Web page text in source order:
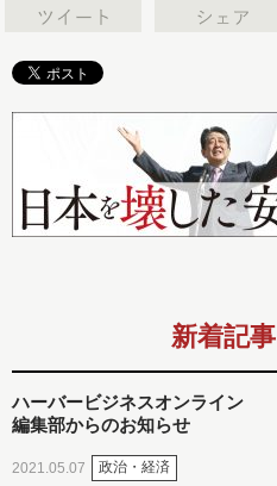
新着記事
ハーバービジネスオンライン
編集部からのお知らせ
2021.05.07 政治・経済